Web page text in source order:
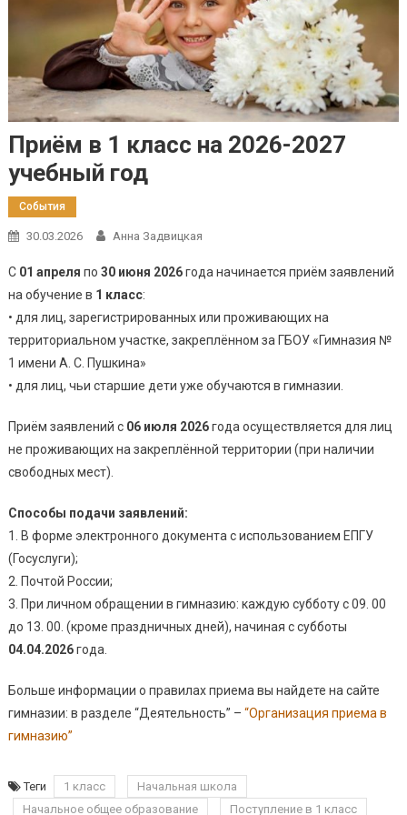
Приём в 1 класс на 2026-2027
учебный год
События
30.03.2026 Анна Задвицкая
С 01 апреля по 30 июня 2026года начинается приём заявлений
на обучение в 1 класс:
• для лиц, зарегистрированных или проживающих на
территориальном участке, закреплённом за ГБОУ «Гимназия №
1 имени А. С. Пушкина»
• для лиц, чьи старшие дети уже обучаются в гимназии.
Приём заявлений с 06 июля 2026года осуществляется для лиц
не проживающих на закреплённой территории (при наличии
свободных мест).
Способы подачи заявлений:
1. В форме электронного документа с использованием ЕПГУ
(Госуслуги);
2. Почтой России;
3. При личном обращении в гимназию: каждую субботу с 09. 00
до 13. 00. (кроме праздничных дней), начиная с субботы
04.04.2026года.
Больше информации о правилах приема вы найдете на сайте
гимназии: в разделе “Деятельность” – “Организация приема в
гимназию”
Теги 1 класс
Начальная школа
Начальное общее образование
Поступление в 1 класс